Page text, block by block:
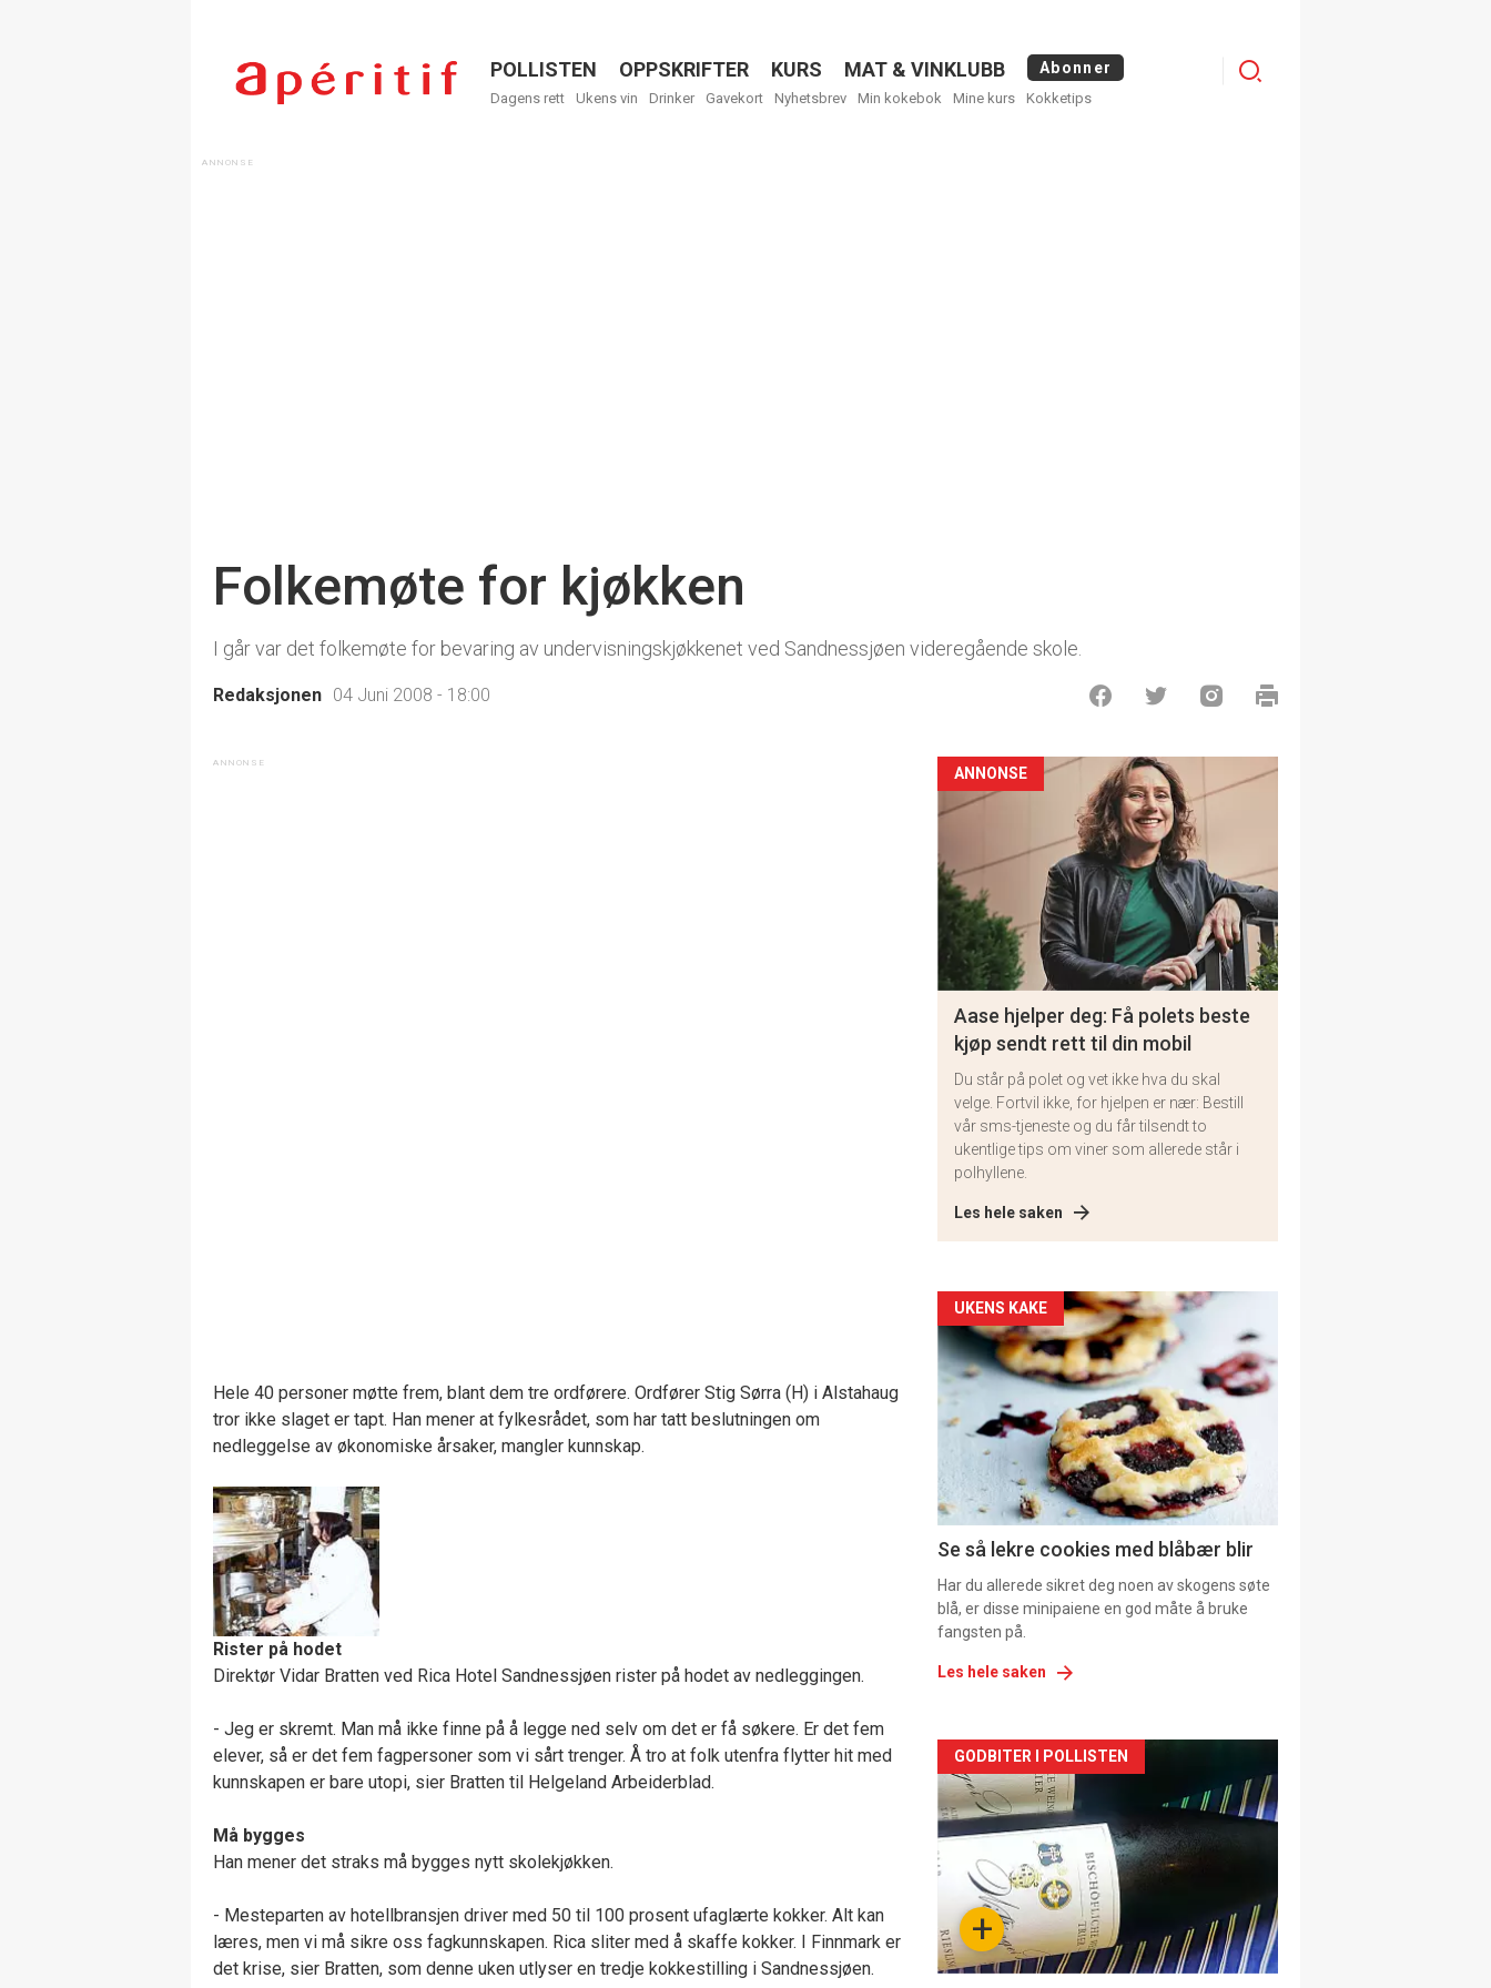
Menu
POLLISTEN OPPSKRIFTER KURS MAT & VINKLUBB Abonner
Dagens rett Ukens vin Drinker Gavekort Nyhetsbrev Min kokebok Mine kurs Kokketips
Logg
Folkemøte for kjøkken
I går var det folkemøte for bevaring av undervisningskjøkkenet ved Sandnessjøen videregående skole.
Redaksjonen 04 Juni 2008 - 18:00
Hele 40 personer møtte frem, blant dem tre ordførere. Ordfører Stig Sørra (H) i Alstahaug
tror ikke slaget er tapt. Han mener at fylkesrådet, som har tatt beslutningen om
nedleggelse av økonomiske årsaker, mangler kunnskap.
Rister på hodet
Direktør Vidar Bratten ved Rica Hotel Sandnessjøen rister på hodet av nedleggingen.
- Jeg er skremt. Man må ikke finne på å legge ned selv om det er få søkere. Er det fem
elever, så er det fem fagpersoner som vi sårt trenger. Å tro at folk utenfra flytter hit med
kunnskapen er bare utopi, sier Bratten til Helgeland Arbeiderblad.
Må bygges
Han mener det straks må bygges nytt skolekjøkken.
- Mesteparten av hotellbransjen driver med 50 til 100 prosent ufaglærte kokker. Alt kan
læres, men vi må sikre oss fagkunnskapen. Rica sliter med å skaffe kokker. I Finnmark er
det krise, sier Bratten, som denne uken utlyser en tredje kokkestilling i Sandnessjøen.
ANNONSE
Aase hjelper deg: Få polets beste
kjøp sendt rett til din mobil
Du står på polet og vet ikke hva du skal
velge. Fortvil ikke, for hjelpen er nær: Bestill
vår sms-tjeneste og du får tilsendt to
ukentlige tips om viner som allerede står i
polhyllene.
Les hele saken
Artikler
detail
-
section
11
UKENS KAKE
Se så lekre cookies med blåbær blir
Har du allerede sikret deg noen av skogens søte
blå, er disse minipaiene en god måte å bruke
fangsten på.
Les hele saken
Artikler
detail
-
section
11+
GODBITER I POLLISTEN